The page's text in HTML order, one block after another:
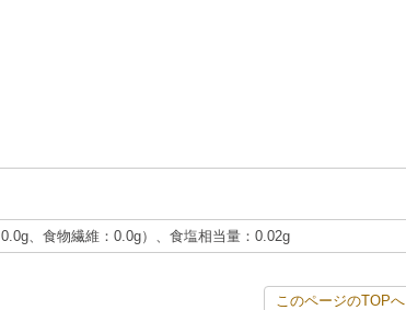
、食物繊維：0.0g）、食塩相当量：0.02g
このページのTOPへ